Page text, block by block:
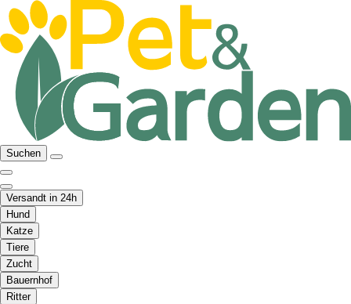
Suchen
Versandt in 24h
Hund
Katze
Tiere
Zucht
Bauernhof
Ritter